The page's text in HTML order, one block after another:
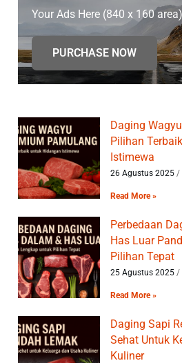
Your Ads Here (840 x 160 area)
PURCHASE NOW
Daging
Pilihan
Istimewa
26 Agustus 2025
Read More »
Perbedaan
Has Luar
Pilihan Tepat
25 Agustus 2025
Read More »
Daging Sapi
Sehat Untuk
Kuliner